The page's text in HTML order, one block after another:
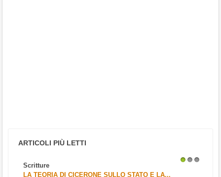
ARTICOLI PIÙ LETTI
Scritture
LA TEORIA DI CICERONE SULLO STATO E LA...